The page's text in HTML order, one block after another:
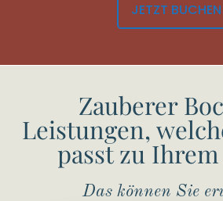
JETZT BUCHEN
Zauberer
Leistungen,
passt zu
Das können Sie